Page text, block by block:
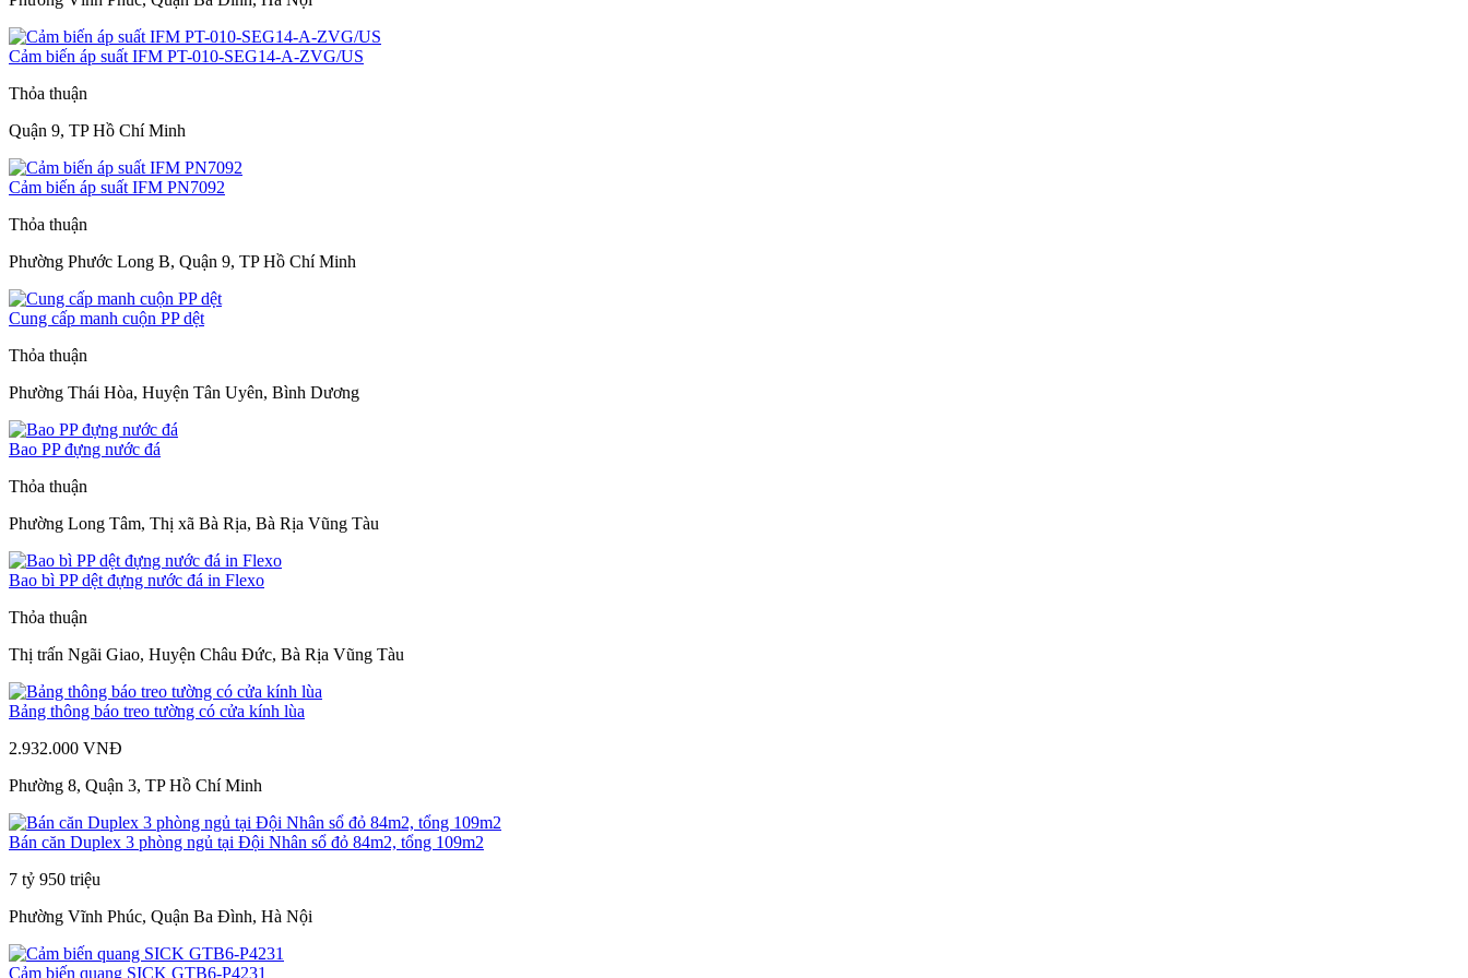
Cảm biến áp suất IFM PT-010-SEG14-A-ZVG/US
Thỏa thuận
Quận 9, TP Hồ Chí Minh
Cảm biến áp suất IFM PN7092
Thỏa thuận
Phường Phước Long B, Quận 9, TP Hồ Chí Minh
Cung cấp manh cuộn PP dệt
Thỏa thuận
Phường Thái Hòa, Huyện Tân Uyên, Bình Dương
Bao PP đựng nước đá
Thỏa thuận
Phường Long Tâm, Thị xã Bà Rịa, Bà Rịa Vũng Tàu
Bao bì PP dệt đựng nước đá in Flexo
Thỏa thuận
Thị trấn Ngãi Giao, Huyện Châu Đức, Bà Rịa Vũng Tàu
Bảng thông báo treo tường có cửa kính lùa
2.932.000 VNĐ
Phường 8, Quận 3, TP Hồ Chí Minh
Bán căn Duplex 3 phòng ngủ tại Đội Nhân sổ đỏ 84m2, tổng 109m2
7 tỷ 950 triệu
Phường Vĩnh Phúc, Quận Ba Đình, Hà Nội
Cảm biến quang SICK GTB6-P4231